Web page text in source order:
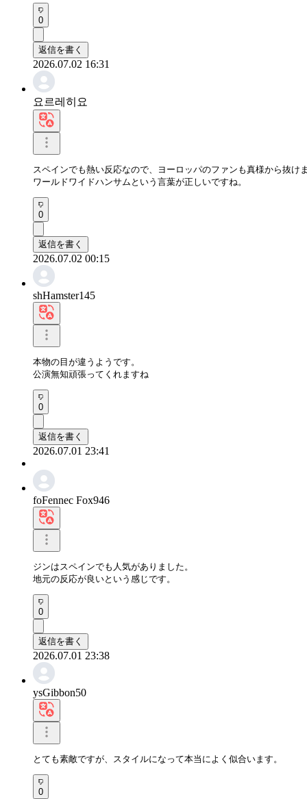
0
返信を書く
2026.07.02 16:31
요르레히요
スペインでも熱い反応なので、ヨーロッパのファンも真様から抜け
ワールドワイドハンサムという言葉が正しいですね。
0
返信を書く
2026.07.02 00:15
shHamster145
本物の目が違うようです。
公演無知頑張ってくれますね
0
返信を書く
2026.07.01 23:41
foFennec Fox946
ジンはスペインでも人気がありました。
地元の反応が良いという感じです。
0
返信を書く
2026.07.01 23:38
ysGibbon50
とても素敵ですが、スタイルになって本当によく似合います。
0